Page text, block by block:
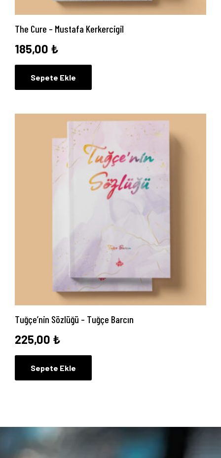
The Cure – Mustafa Kerkercigil
185,00 ₺
Sepete Ekle
Tuğçe’nin Sözlüğü – Tuğçe Barcın
225,00 ₺
Sepete Ekle